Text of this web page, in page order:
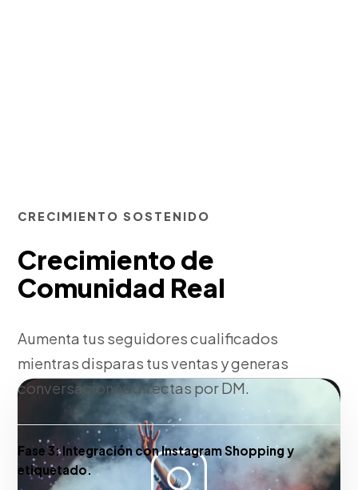
CRECIMIENTO SOSTENIDO
Crecimiento de
Comunidad Real
Aumenta tus seguidores cualificados
mientras disparas tus ventas y generas
conversaciones directas por DM.
Fase 3:Integración con Instagram Shopping y
etiquetado.